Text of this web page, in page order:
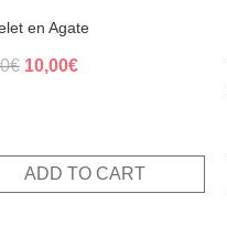
en Agate
€ Original
10,00€Current
ADD TO CART